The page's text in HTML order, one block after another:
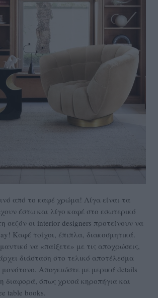
από το καφέ χρώμα! Λίγα είναι τα
έστω και λίγο καφέ στο εσωτερικό
σεζόν οι interior designers προτείνουν να
Καφέ τοίχοι, έπιπλα, διακοσμητικά.
να «παίξετε» με τις αποχρώσεις,
διάσταση στο τελικό αποτέλεσμα
μονότονο. Απογειώστε με μερικά details
διαφορά, όπως χρυσά κηροπήγια και
table books.